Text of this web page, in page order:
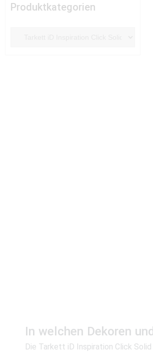
Produktkategorien
In welchen Dekoren
Die Tarkett iD Inspiration Click